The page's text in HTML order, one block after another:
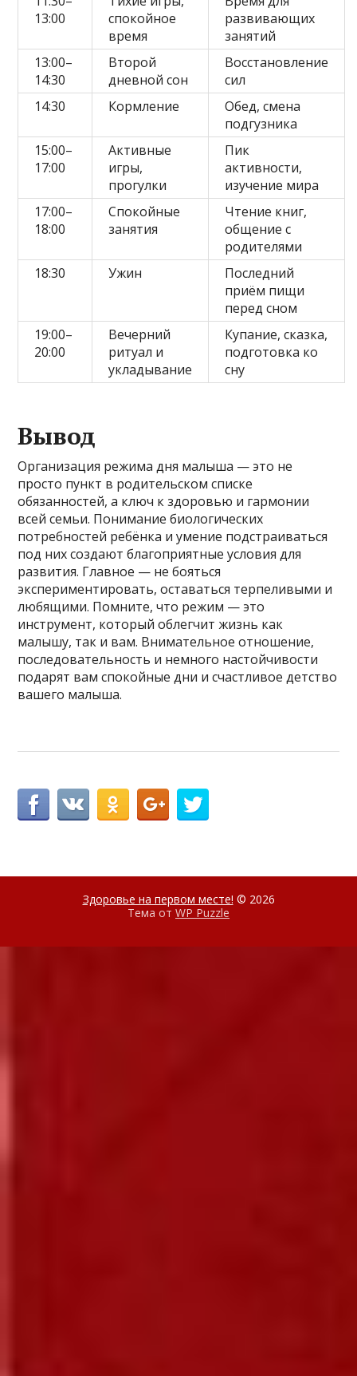
13:00
спокойное
время
развивающих
занятий
13:00–
14:30
Второй
дневной сон
Восстановление
сил
14:30
Кормление
Обед, смена
подгузника
15:00–
17:00
Активные
игры,
прогулки
Пик
активности,
изучение мира
17:00–
18:00
Спокойные
занятия
Чтение книг,
общение с
родителями
18:30
Ужин
Последний
приём пищи
перед сном
19:00–
20:00
Вечерний
ритуал и
укладывание
Купание, сказка,
подготовка ко
сну
Вывод
Организация режима дня малыша — это не
просто пункт в родительском списке
обязанностей, а ключ к здоровью и гармонии
всей семьи. Понимание биологических
потребностей ребёнка и умение подстраиваться
под них создают благоприятные условия для
развития. Главное — не бояться
экспериментировать, оставаться терпеливыми и
любящими. Помните, что режим — это
инструмент, который облегчит жизнь как
малышу, так и вам. Внимательное отношение,
последовательность и немного настойчивости
подарят вам спокойные дни и счастливое детство
вашего малыша.
Здоровье на первом месте! © 2026
Тема от WP Puzzle